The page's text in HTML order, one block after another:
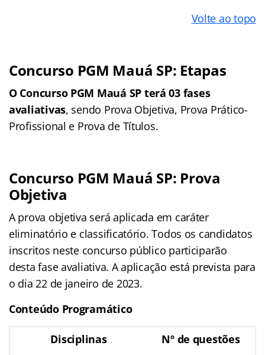
Volte ao topo
Concurso PGM Mauá SP: Etapas
O Concurso PGM Mauá SP terá 03 fases
avaliativas, sendo Prova Objetiva, Prova Prático-
Profissional e Prova de Títulos.
Concurso PGM Mauá SP: Prova
Objetiva
A prova objetiva será aplicada em caráter
eliminatório e classificatório. Todos os candidatos
inscritos neste concurso público participarão
desta fase avaliativa. A aplicação está prevista para
o dia 22 de janeiro de 2023.
Conteúdo Programático
Disciplinas Nº de questões